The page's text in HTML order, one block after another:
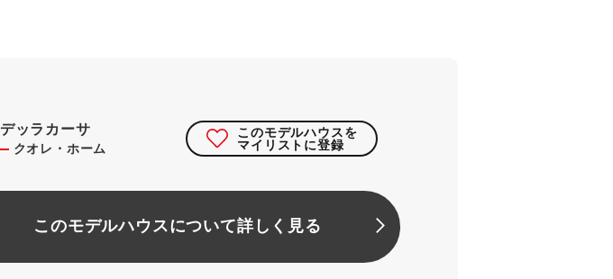
デッラカーサ
クオレ・ホーム
このモデルハウスを
マイリストに登録
このモデルハウスについて詳しく見る